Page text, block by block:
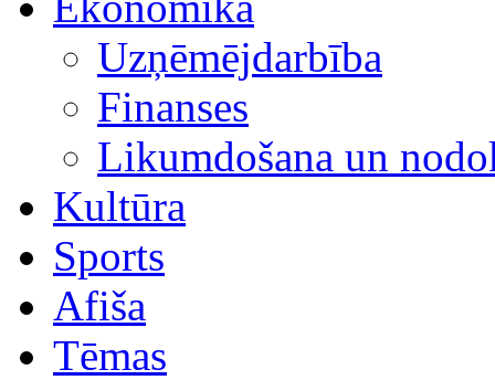
Uzņēmējdarbība
Finanses
Likumdošana un
Kultūra
Sports
Afiša
Tēmas